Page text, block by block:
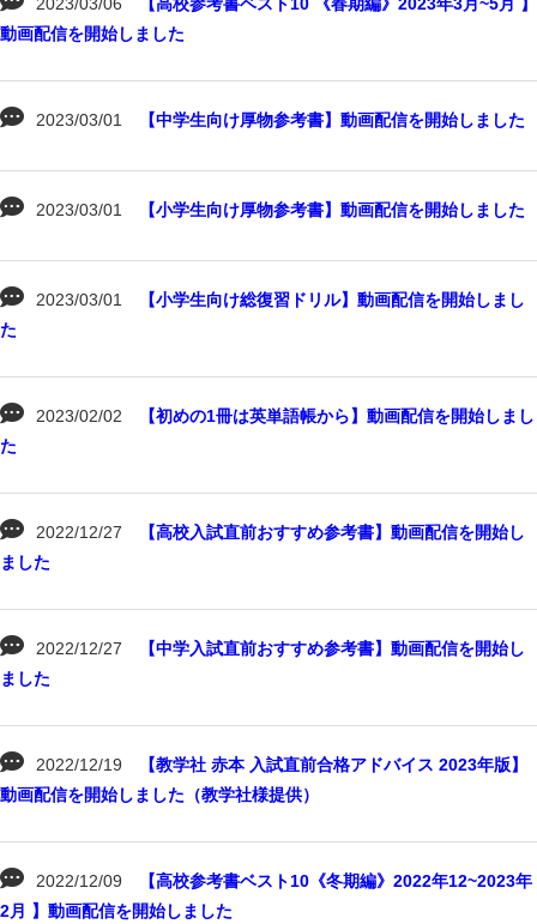
動画配信を開始しました
2023/03/01 【中学生向け厚物参考書】動画配信を開始しました
2023/03/01 【小学生向け厚物参考書】動画配信を開始しました
2023/03/01
【小学生向け総復習ドリル】動画配信を開始しまし
た
2023/02/02
【初めの1冊は英単語帳から】動画配信を開始しまし
た
2022/12/27
【高校入試直前おすすめ参考書】動画配信を開始し
ました
2022/12/27
【中学入試直前おすすめ参考書】動画配信を開始し
ました
2022/12/19
【教学社 赤本 入試直前合格アドバイス 2023年版】
動画配信を開始しました（教学社様提供）
2022/12/09
【高校参考書ベスト10《冬期編》2022年12~2023年
2月 】動画配信を開始しました